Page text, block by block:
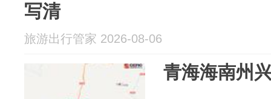
写清
旅游出行管家 2026-08-06
青海海南州